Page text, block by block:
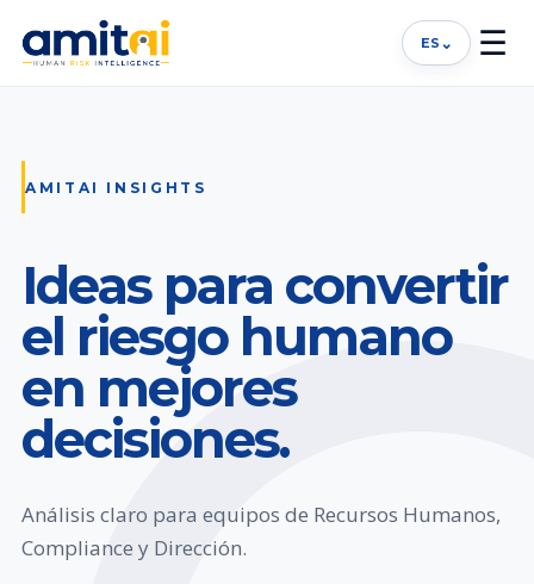
ES ⌄ ☰
AMITAI INSIGHTS
Ideas para convertir
el riesgo humano
en mejores
decisiones.
Análisis claro para equipos de Recursos Humanos,
Compliance y Dirección.